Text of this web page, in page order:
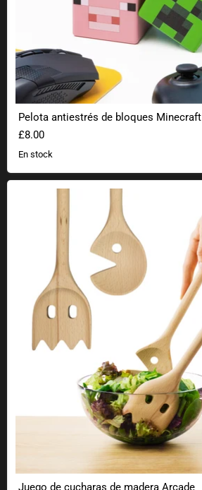
Pelota antiestrés de bloques Minecraft
£8.00
En stock
Juego de cucharas de madera Arcade